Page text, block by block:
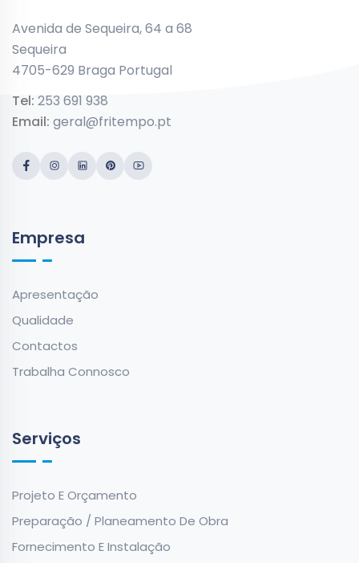
Avenida de Sequeira, 64 a 68
Sequeira
4705-629 Braga Portugal
Tel: 253 691 938
Email: geral@fritempo.pt
Empresa
Apresentação
Qualidade
Contactos
Trabalha Connosco
Serviços
Projeto E Orçamento
Preparação / Planeamento De Obra
Fornecimento E Instalação